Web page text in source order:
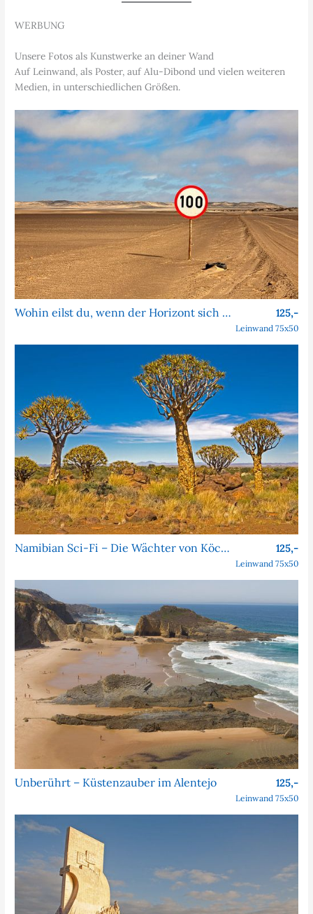
WERBUNG
Unsere Fotos als Kunstwerke an deiner Wand
Auf Leinwand, als Poster, auf Alu-Dibond und vielen weiteren
Medien, in unterschiedlichen Größen.
Wohin eilst du, wenn der Horizont sich nie nähert? 125,-
Leinwand 75x50
Namibian Sci-Fi – Die Wächter von Köcher Prime 125,-
Leinwand 75x50
Unberührt – Küstenzauber im Alentejo 125,-
Leinwand 75x50